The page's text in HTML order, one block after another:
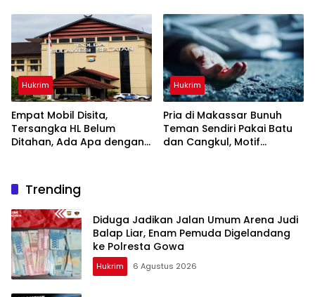
Hukrim
Empat Mobil Disita,
Tersangka HL Belum
Ditahan, Ada Apa dengan
Hukrim
Pria di Makassar Bunuh
Teman Sendiri Pakai Batu
dan Cangkul, Motif
Trending
Diduga Jadikan Jalan Umum Arena Judi
Balap Liar, Enam Pemuda Digelandang
ke Polresta Gowa
Hukrim 6 Agustus 2026